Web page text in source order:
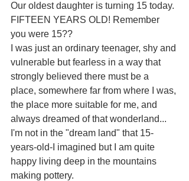
Our oldest daughter is turning 15 today.
FIFTEEN YEARS OLD! Remember
you were 15??
I was just an ordinary teenager, shy and
vulnerable but fearless in a way that
strongly believed there must be a
place, somewhere far from where I was,
the place more suitable for me, and
always dreamed of that wonderland...
I'm not in the "dream land" that 15-
years-old-I imagined but I am quite
happy living deep in the mountains
making pottery.